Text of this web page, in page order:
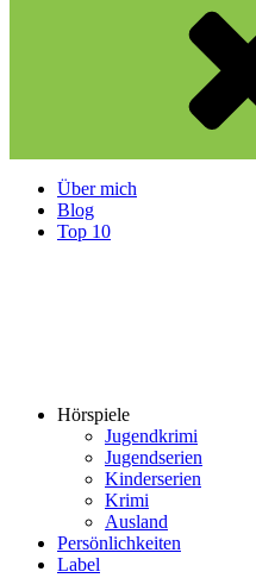
Über mich
Blog
Top 10
Hörspiele
Jugendkrimi
Jugendserien
Kinderserien
Krimi
Ausland
Persönlichkeiten
Label